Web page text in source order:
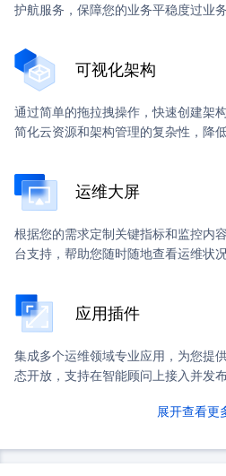
护航服务，保障您的业务平稳度过业务
可视化架构
通过简单的拖拉拽操作，快速创建架
简化云资源和架构管理的复杂性，降
运维大屏
根据您的需求定制关键指标和监控内
台支持，帮助您随时随地查看运维状
应用插件
集成多个运维领域专业应用，为您提
态开放，支持在智能顾问上接入并发布
展开查看更